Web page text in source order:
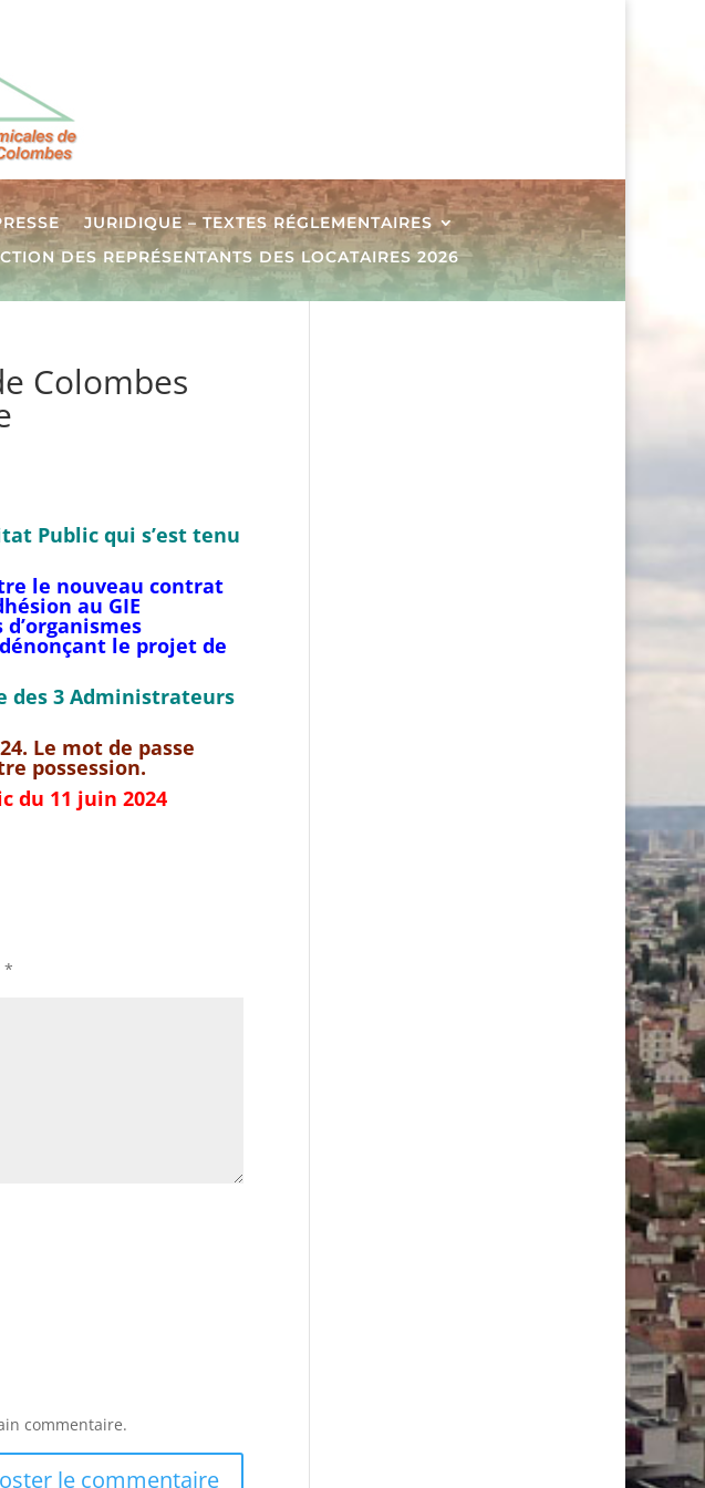
JURIDIQUE – TEXTES RÉGLEMENTAIRES
DES REPRÉSENTANTS DES LOCATAIRES 2026
Colombes
Public qui s’est tenu
le nouveau contrat
au GIE
le projet de
des 3 Administrateurs
Le mot de passe
possession.
du 11 juin 2024
*
commentaire.